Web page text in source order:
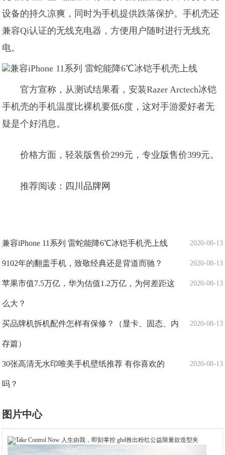
设备的持久凉爽，同时为手机提供跌落保护。手机壳还
兼容Qi认证的无线充电器，方便用户随时进行无线充
电。
官方宣称，从测试结果看，安装Razer Arctech冰铠
手机壳的手机温度比裸机要低6度，这对手游爱好者无
疑是个好消息。
价格方面，轻装版售价299元，专业版售价399元。
推荐阅读： 四川品牌网
2020-08-13
兼容iPhone 11系列 雷蛇能降6℃冰铠手机壳上线
2020-08-13
9102年的翻盖手机，致敬经典还是背道而驰？
2020-08-13
苹果市值7.5万亿，华为估值1.2万亿，为何差距这
么大？
2020-08-13
买品牌机拆机配件怎样有保修？（显卡、固态、内
存篇）
2020-08-13
30张高清无水印唯美手机壁纸推荐 有你喜欢的
吗？
图片中心